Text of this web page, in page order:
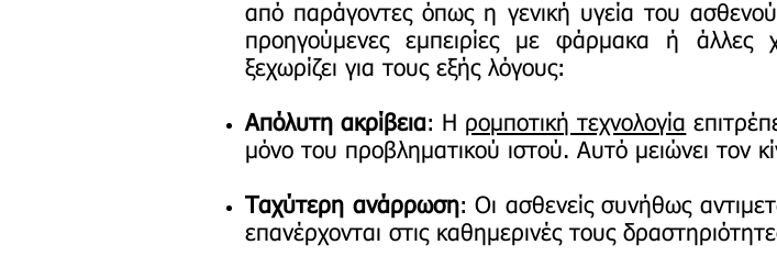
από παράγοντες όπως η γενική υγεία του
προηγούμενες εμπειρίες με φάρμακα ή άλλες
ξεχωρίζει για τους εξής λόγους:
Απόλυτη ακρίβεια: Η ρομποτική τεχνολογία
μόνο του προβληματικού ιστού. Αυτό μειώνει τον
Ταχύτερη ανάρρωση: Οι ασθενείς συνήθως
επανέρχονται στις καθημερινές τους